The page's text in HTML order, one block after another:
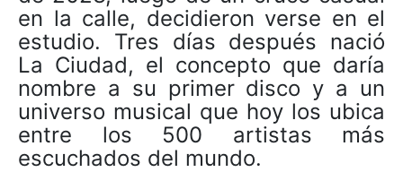
en la calle, decidieron verse en el
estudio. Tres días después nació
La Ciudad, el concepto que daría
nombre a su primer disco y a un
universo musical que hoy los ubica
entre los 500 artistas más
escuchados del mundo.